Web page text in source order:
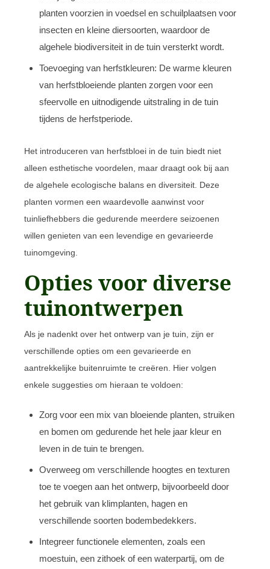
planten voorzien in voedsel en schuilplaatsen voor
insecten en kleine diersoorten, waardoor de
algehele biodiversiteit in de tuin versterkt wordt.
Toevoeging van herfstkleuren: De warme kleuren
van herfstbloeiende planten zorgen voor een
sfeervolle en uitnodigende uitstraling in de tuin
tijdens de herfstperiode.
Het introduceren van herfstbloei in de tuin biedt niet
alleen esthetische voordelen, maar draagt ook bij aan
de algehele ecologische balans en diversiteit. Deze
planten vormen een waardevolle aanwinst voor
tuinliefhebbers die gedurende meerdere seizoenen
willen genieten van een levendige en gevarieerde
tuinomgeving.
Opties voor diverse
tuinontwerpen
Als je nadenkt over het ontwerp van je tuin, zijn er
verschillende opties om een gevarieerde en
aantrekkelijke buitenruimte te creëren. Hier volgen
enkele suggesties om hieraan te voldoen:
Zorg voor een mix van bloeiende planten, struiken
en bomen om gedurende het hele jaar kleur en
leven in de tuin te brengen.
Overweeg om verschillende hoogtes en texturen
toe te voegen aan het ontwerp, bijvoorbeeld door
het gebruik van klimplanten, hagen en
verschillende soorten bodembedekkers.
Integreer functionele elementen, zoals een
moestuin, een zithoek of een waterpartij, om de